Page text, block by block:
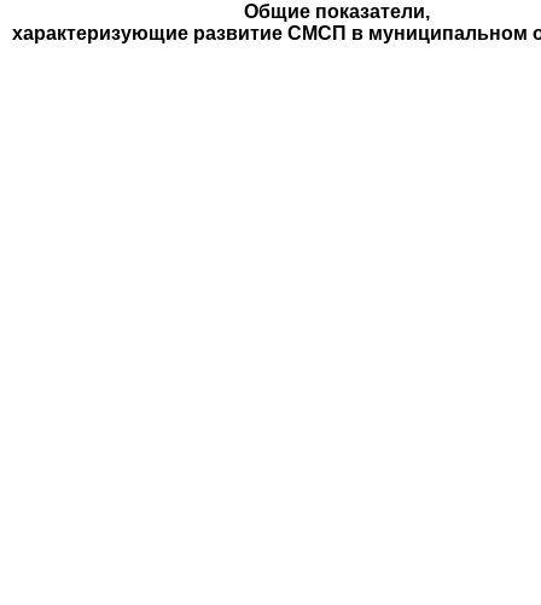
Общие показатели,
характеризующие развитие СМСП в муниципальном